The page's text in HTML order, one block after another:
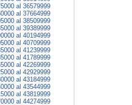
al 36579999
al 37664999
al 38509999
al 39389999
al 40194999
al 40709999
al 41239999
al 41789999
al 42269999
al 42929999
al 43184999
al 43544999
al 43819999
al 44274999